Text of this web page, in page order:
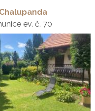
ev. č. 70